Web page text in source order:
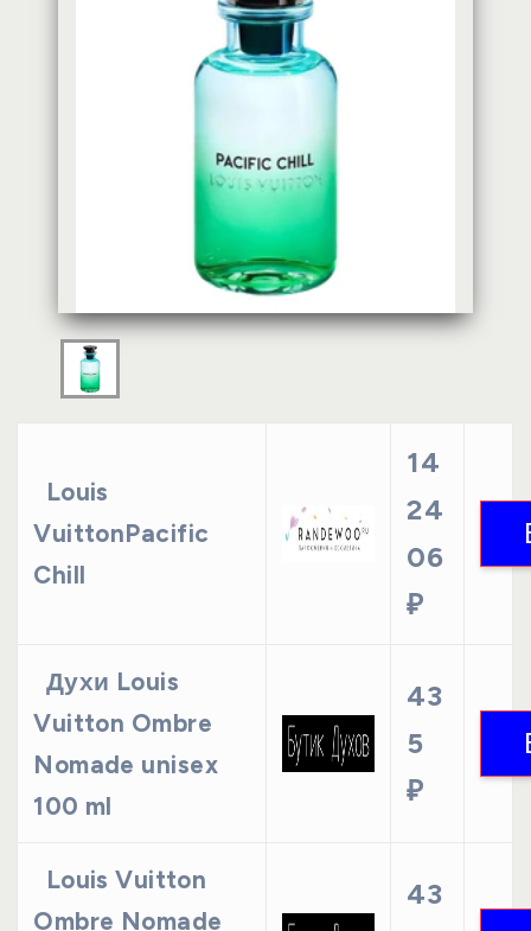
Louis
VuittonPacific
Chill
14
24
06
₽
Духи Louis
Vuitton Ombre
Nomade unisex
100 ml
43
5
₽
Louis Vuitton
Ombre Nomade
43